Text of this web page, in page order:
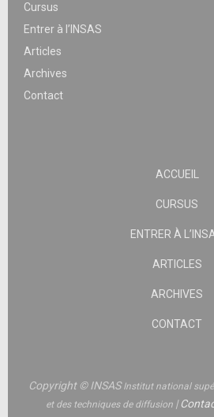
Cursus
Entrer à l’INSAS
Articles
Archives
Contact
ACCUEIL
CURSUS
ENTRER À
ARTICLES
ARCHIVES
CONTACT
Copyright © INSASInstitut national
et des techniques de diffusion |